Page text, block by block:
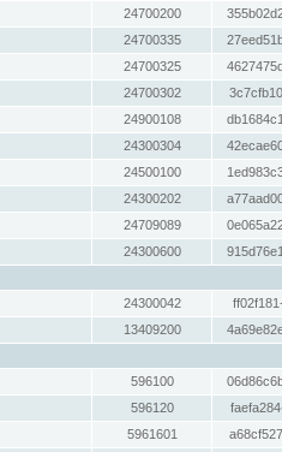
24700200
24700335
24700325
24700302
24900108
24300304
24500100
24300202
24709089
24300600
24300042
13409200
596100
596120
5961601